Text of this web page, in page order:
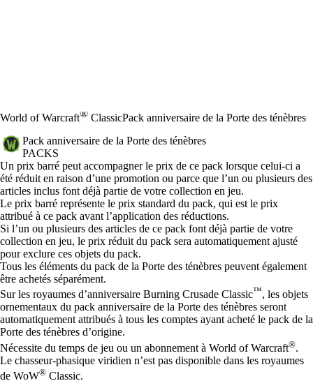
World of Warcraft® ClassicPack anniversaire de la Porte des ténèbres
Pack anniversaire de la Porte des ténèbres
PACKS
Prix
Available actions
Un prix barré peut accompagner le prix de ce pack lorsque celui-ci a
été réduit en raison d’une promotion ou parce que l’un ou plusieurs des
articles inclus font déjà partie de votre collection en jeu.
Le prix barré représente le prix standard du pack, qui est le prix
attribué à ce pack avant l’application des réductions.
Si l’un ou plusieurs des articles de ce pack font déjà partie de votre
collection en jeu, le prix réduit du pack sera automatiquement ajusté
pour exclure ces objets du pack.
Tous les éléments du pack de la Porte des ténèbres peuvent également
être achetés séparément.
Sur les royaumes d’anniversaire Burning Crusade Classic™, les objets
ornementaux du pack anniversaire de la Porte des ténèbres seront
automatiquement attribués à tous les comptes ayant acheté le pack de la
Porte des ténèbres d’origine.
Nécessite du temps de jeu ou un abonnement à World of Warcraft®.
Le chasseur-phasique viridien n’est pas disponible dans les royaumes
de WoW® Classic.